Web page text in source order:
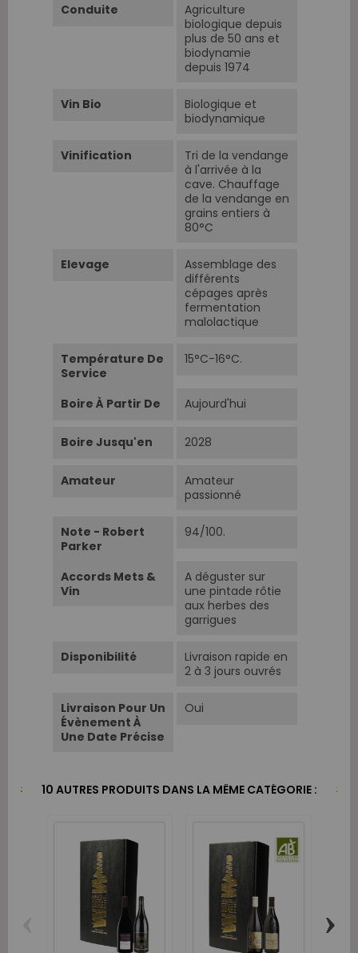
Conduite
Agriculture
biologique depuis
plus de 50 ans et
biodynamie
depuis 1974
Vin Bio
Biologique et
biodynamique
Vinification
Tri de la vendange
à l'arrivée à la
cave. Chauffage
de la vendange en
grains entiers à
80°C
Elevage
Assemblage des
différents
cépages après
fermentation
malolactique
Température De
Service
15°C-16°C.
Boire À Partir De Aujourd'hui
Boire Jusqu'en 2028
Amateur
Amateur
passionné
Note - Robert
Parker
94/100.
Accords Mets &
Vin
A déguster sur
une pintade rôtie
aux herbes des
garrigues
Disponibilité
Livraison rapide en
2 à 3 jours ouvrés
Livraison Pour Un
Évènement À
Une Date Précise
Oui
10 AUTRES PRODUITS DANS LA MÊME CATÉGORIE :
›